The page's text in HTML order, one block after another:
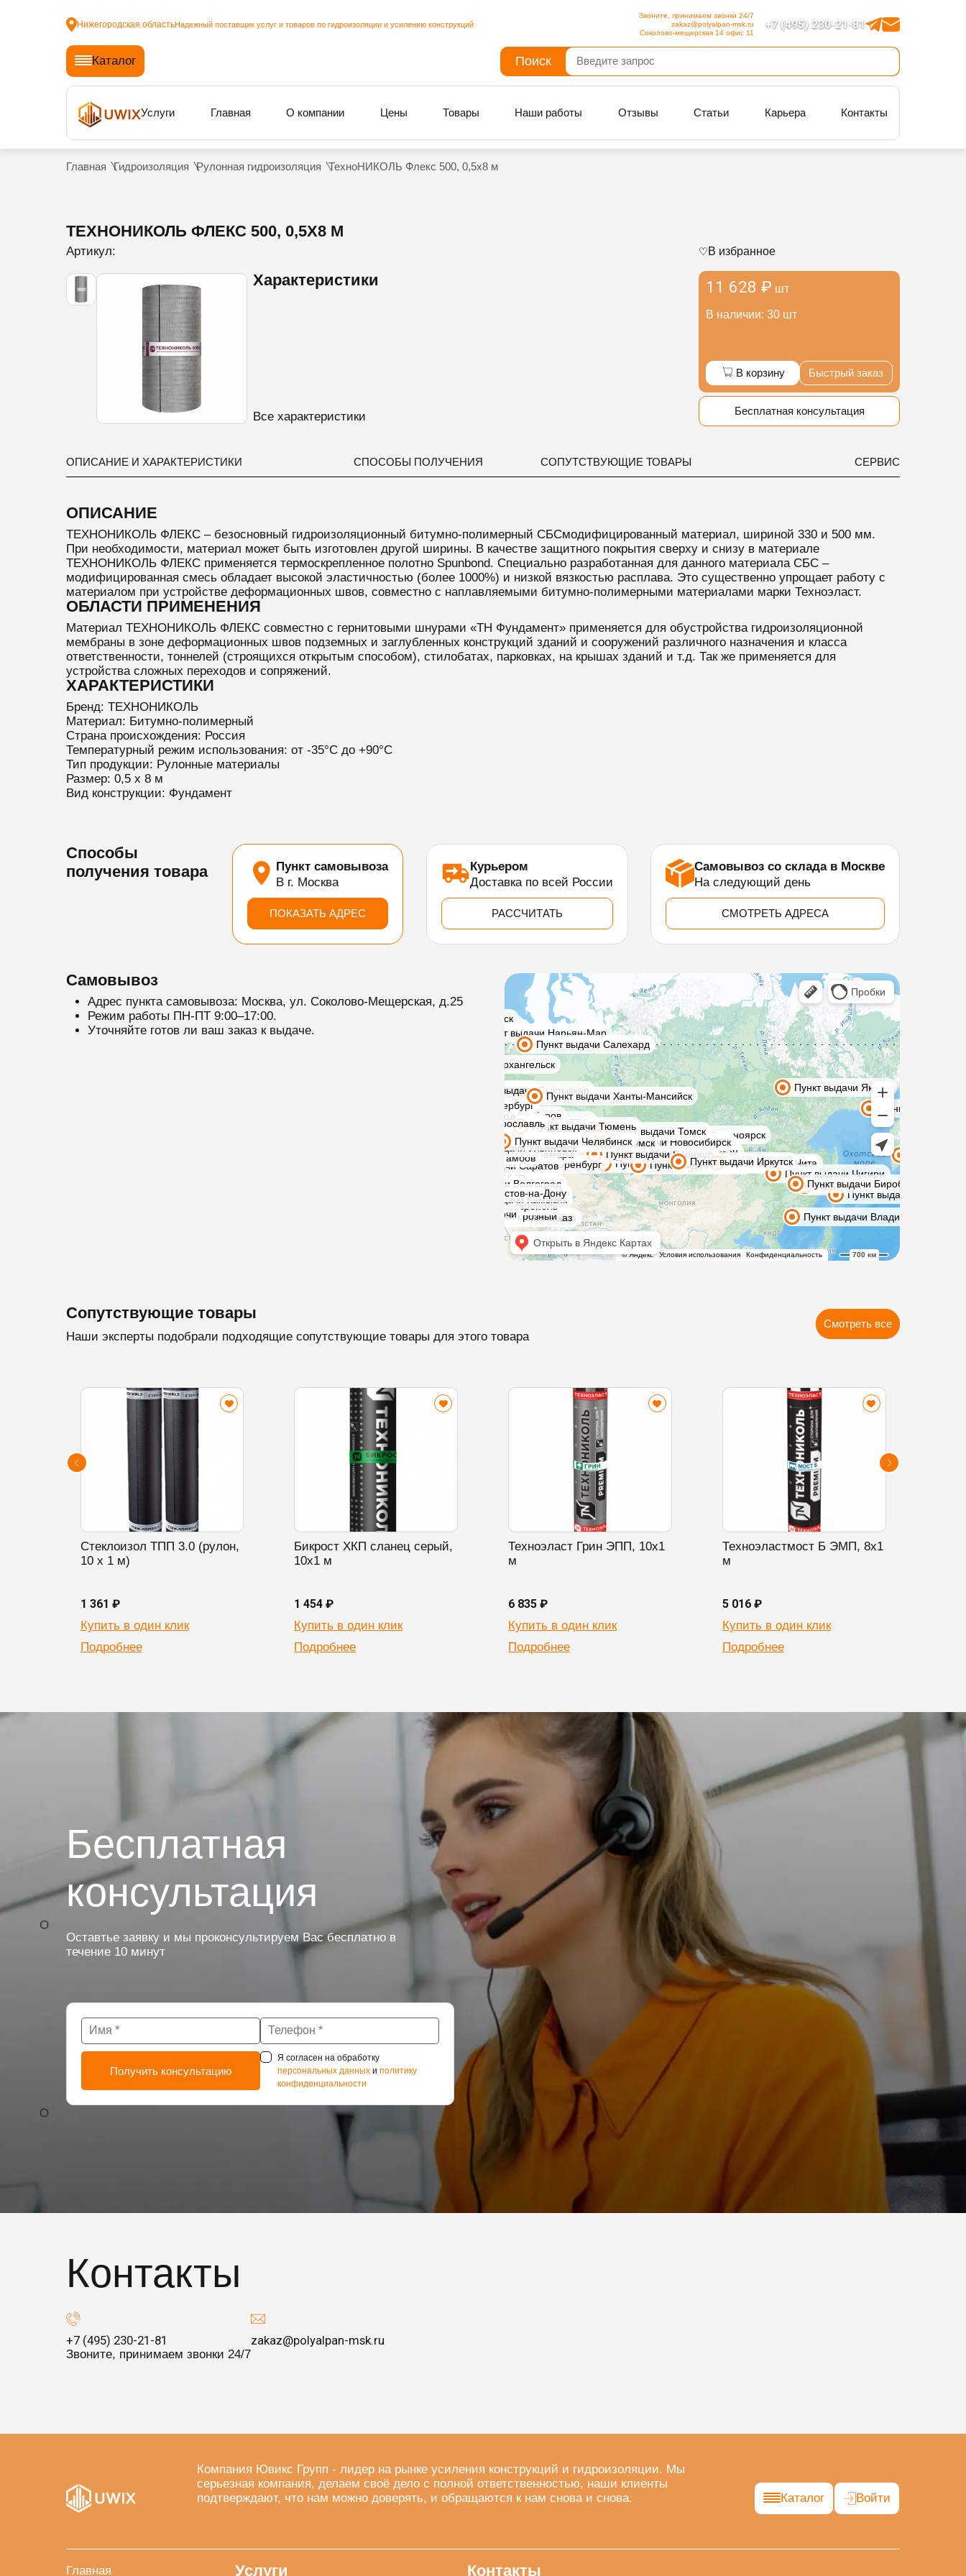
Нижегородская областьНадежный поставщик услуг и товаров по гидроизоляции и усилению конструкций +7 (495) 230-21-81
Звоните, принимаем звонки 24/7
zakaz@polyalpan-msk.ru
Соколово-мещерская 14 офис 11
Каталог Поиск
Услуги Главная О компании Цены Товары Наши работы Отзывы Статьи Карьера Контакты
Главная Гидроизоляция Рулонная гидроизоляция ТехноНИКОЛЬ Флекс 500, 0,5х8 м
ТЕХНОНИКОЛЬ ФЛЕКС 500, 0,5Х8 М
Артикул:
Характеристики
Все характеристики
11 628 ₽ шт
В наличии: 30 шт
В избранное
В корзину Быстрый заказ
Бесплатная консультация
ОПИСАНИЕ И ХАРАКТЕРИСТИКИ СПОСОБЫ ПОЛУЧЕНИЯ СОПУТСТВУЮЩИЕ ТОВАРЫ СЕРВИС
ОПИСАНИЕ
ТЕХНОНИКОЛЬ ФЛЕКС – безосновный гидроизоляционный битумно-полимерный СБСмодифицированный материал, шириной 330 и 500 мм.
При необходимости, материал может быть изготовлен другой ширины. В качестве защитного покрытия сверху и снизу в материале
ТЕХНОНИКОЛЬ ФЛЕКС применяется термоскрепленное полотно Spunbond. Специально разработанная для данного материала СБС –
модифицированная смесь обладает высокой эластичностью (более 1000%) и низкой вязкостью расплава. Это существенно упрощает работу с
материалом при устройстве деформационных швов, совместно с наплавляемыми битумно-полимерными материалами марки Техноэласт.
ОБЛАСТИ ПРИМЕНЕНИЯ
Материал ТЕХНОНИКОЛЬ ФЛЕКС совместно с гернитовыми шнурами «ТН Фундамент» применяется для обустройства гидроизоляционной
мембраны в зоне деформационных швов подземных и заглубленных конструкций зданий и сооружений различного назначения и класса
ответственности, тоннелей (строящихся открытым способом), стилобатах, парковках, на крышах зданий и т.д. Так же применяется для
устройства сложных переходов и сопряжений.
ХАРАКТЕРИСТИКИ
Бренд: ТЕХНОНИКОЛЬ
Материал: Битумно-полимерный
Страна происхождения: Россия
Температурный режим использования: от -35°C до +90°C
Тип продукции: Рулонные материалы
Размер: 0,5 х 8 м
Вид конструкции: Фундамент
Способы
получения товара
Пункт самовывоза
В г. Москва
ПОКАЗАТЬ АДРЕС
Курьером
Доставка по всей России
РАССЧИТАТЬ
Самовывоз со склада в Москве
На следующий день
СМОТРЕТЬ АДРЕСА
Самовывоз
Адрес пункта самовывоза: Москва, ул. Соколово-Мещерская, д.25
Режим работы ПН-ПТ 9:00–17:00.
Уточняйте готов ли ваш заказ к выдаче.
Сопутствующие товары
Наши эксперты подобрали подходящие сопутствующие товары для этого товара
Смотреть все
Стеклоизол ТПП 3.0 (рулон,
10 х 1 м)
1 361 ₽
Купить в один клик
Подробнее
Бикрост ХКП сланец серый,
10х1 м
1 454 ₽
Купить в один клик
Подробнее
Техноэласт Грин ЭПП, 10х1
м
6 835 ₽
Купить в один клик
Подробнее
Техноэластмост Б ЭМП, 8х1
м
5 016 ₽
Купить в один клик
Подробнее
Бесплатная
консультация
Оставтье заявку и мы проконсультируем Вас бесплатно в
течение 10 минут
Я согласен на обработку
персональных данныхи политику
конфиденциальности
Контакты
+7 (495) 230-21-81
Звоните, принимаем звонки 24/7
zakaz@polyalpan-msk.ru
Компания Ювикс Групп - лидер на рынке усиления конструкций и гидроизоляции. Мы
серьезная компания, делаем своё дело с полной ответственностью, наши клиенты
подтверждают, что нам можно доверять, и обращаются к нам снова и снова.
Каталог Войти
Главная Услуги Контакты